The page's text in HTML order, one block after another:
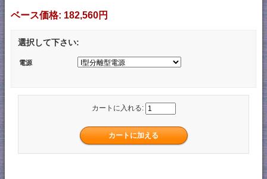
ベース価格: 182,560円
選択して下さい:
電源
カートに入れる: